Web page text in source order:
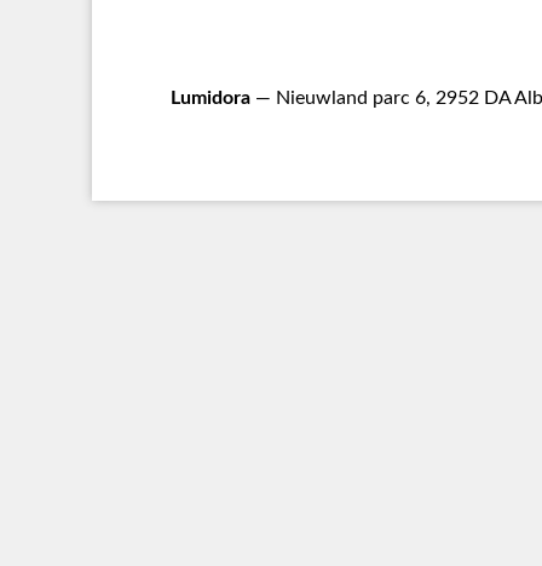
Lumidora — Nieuwland parc 6, 2952 DA